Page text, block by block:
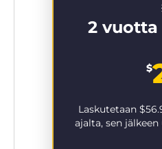
2
$
Laskutetaan
ajalta, sen